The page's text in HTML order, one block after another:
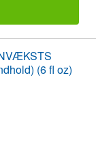
(6 fl oz)